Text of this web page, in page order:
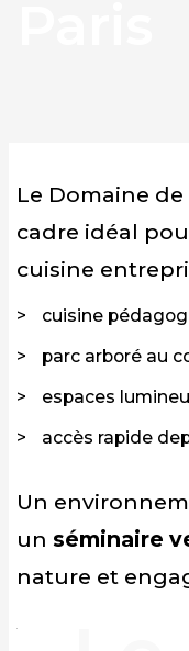
Le Domaine
cadre idéal
cuisine
cuisine
parc arboré au
espaces
accès rapide
Un
un séminaire
nature et